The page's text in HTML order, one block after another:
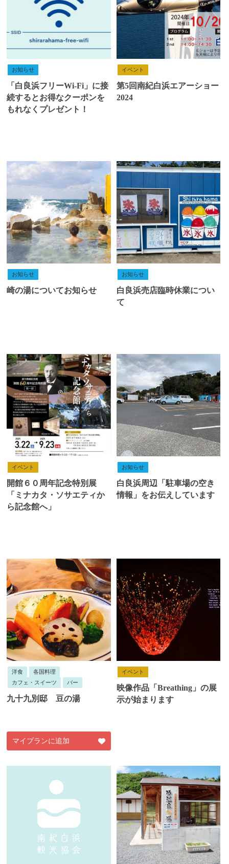
お知らせ
「白良浜フリーWi-Fi」に接
続するとお得なクーポンを
もれなくプレゼント！
イベント
第5回南紀白浜エアーショー
2024
お知らせ
崎の湯についてお知らせ
お知らせ
白良浜売店臨時休業につい
て
イベント
開館６０周年記念特別展
「ミナカタ・ソサエティか
ら記念館へ」
お知らせ
白良浜周辺「駐車場の空き
情報」をお伝えしています
洋食
各国料理
カフェ・スイーツ
バー
九十九別邸 豆の湯
マイプランに追加
イベント
映像作品「Breathing」の展
示が始まります